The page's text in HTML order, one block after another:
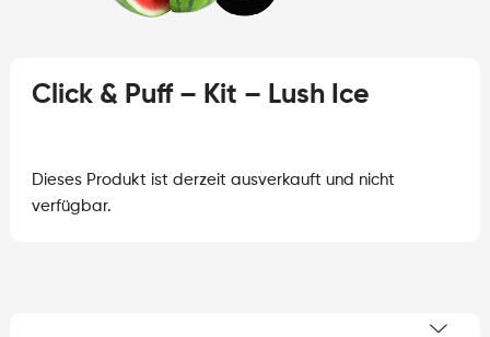
Click & Puff – Kit – Lush Ice
Dieses Produkt ist derzeit ausverkauft und nicht
verfügbar.